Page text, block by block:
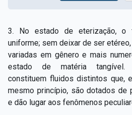
3. No estado de eterização, o
uniforme; sem deixar de ser
variadas em gênero e mais
estado de matéria tangível.
constituem fluidos distintos que,
mesmo princípio, são dotados de
e dão lugar aos fenômenos